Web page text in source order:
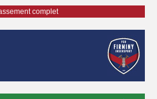
complet